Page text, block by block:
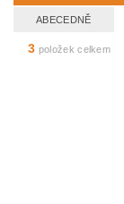
ABECEDNĚ
3 položek celkem